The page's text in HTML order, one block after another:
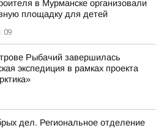
в Мурманске организовали
площадку для детей
Рыбачий завершилась
экспедиция в рамках проекта
дел. Региональное отделение